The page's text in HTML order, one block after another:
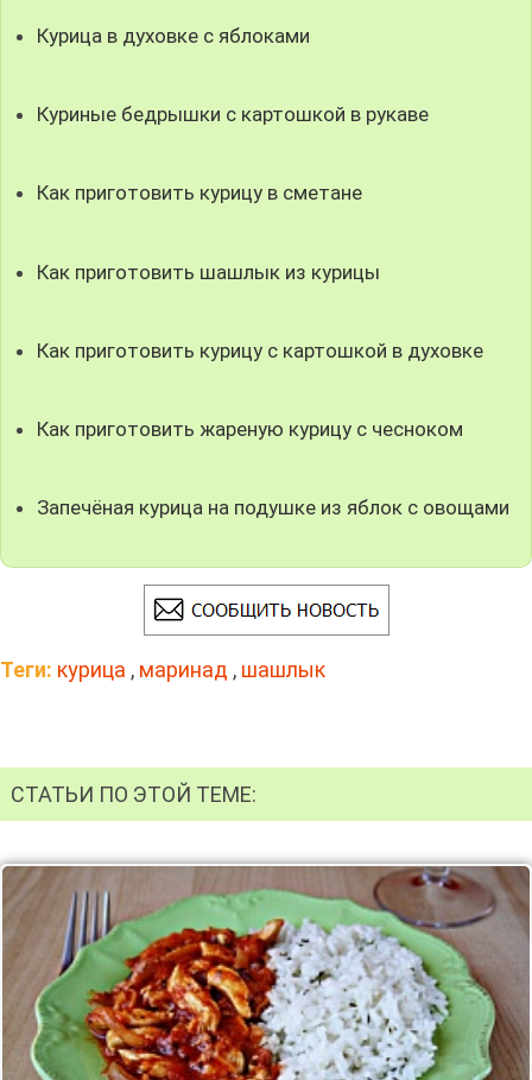
Курица в духовке с яблоками
Куриные бедрышки с картошкой в рукаве
Как приготовить курицу в сметане
Как приготовить шашлык из курицы
Как приготовить курицу с картошкой в духовке
Как приготовить жареную курицу с чесноком
Запечёная курица на подушке из яблок с овощами
Теги: курица , маринад , шашлык
СТАТЬИ ПО ЭТОЙ ТЕМЕ: